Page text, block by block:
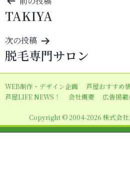
稿
ナ
ビ
ゲ
ー
シ
ン
TAKIYA
次の投稿
脱毛専門サロン
WEB制作・デザイン企画 芦屋おすすめ
芦屋LIFE NEWS！
会社概要 広告掲
Copyright © 2004-2026 株式会